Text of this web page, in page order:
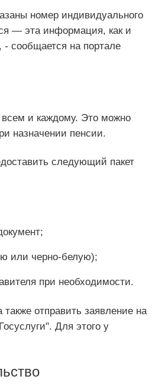
номер индивидуального
— эта информация, как и
сообщается на портале
всем и каждому. Это можно
назначении пенсии.
следующий пакет
или черно-белую);
при необходимости.
отправить заявление на
Для этого у